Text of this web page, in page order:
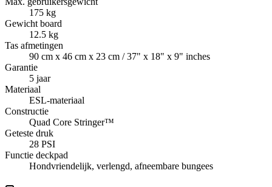
175 kg
Gewicht board
12.5 kg
Tas afmetingen
90 cm x 46 cm x 23 cm / 37" x 18" x 9" inches
Garantie
5 jaar
Materiaal
ESL-materiaal
Constructie
Quad Core Stringer™
Geteste druk
28 PSI
Functie deckpad
Hondvriendelijk, verlengd, afneembare bungees